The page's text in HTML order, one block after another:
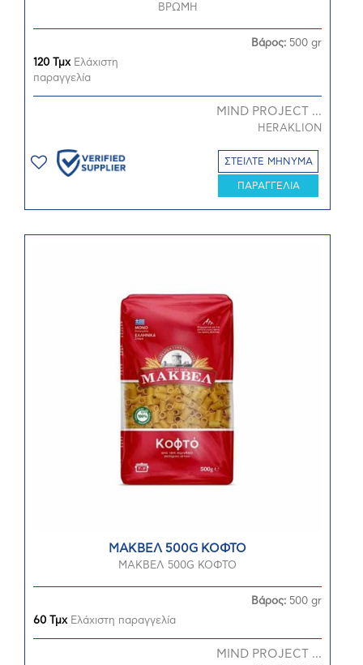
ΒΡΩΜΗ
120 ΤμχΕλάχιστη
παραγγελία
Βάρος: 500 gr
MIND PROJECT ...
HERAKLION
ΣΤΕΙΛΤΕ ΜΗΝΥΜΑ
ΠΑΡΑΓΓΕΛΙΑ
ΜΑΚΒΕΛ 500G ΚΟΦΤΟ
ΜΑΚΒΕΛ 500G ΚΟΦΤΟ
60 ΤμχΕλάχιστη παραγγελία
Βάρος: 500 gr
MIND PROJECT ...